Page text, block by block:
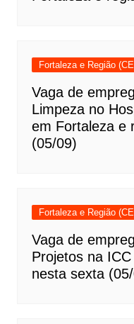
Fortaleza e Região
Vaga de
Limpeza no
em Fortaleza e
(05/09)
Fortaleza e Região
Vaga de
Projetos na
nesta sexta